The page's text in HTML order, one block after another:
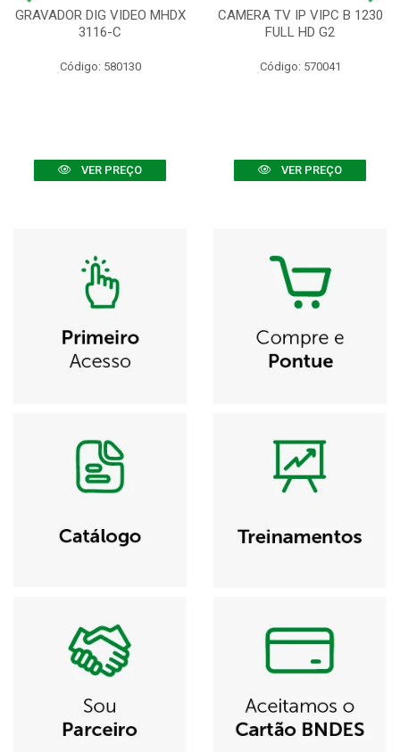
GRAVADOR DIG VIDEO MHDX
3116-C
Código: 580130
VER PREÇO
CAMERA TV IP VIPC B 1230
FULL HD G2
Código: 570041
VER PREÇO